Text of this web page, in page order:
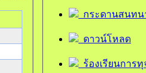
กระดานสนทน
ดาวน์โหลด
ร้องเรียนการทุ